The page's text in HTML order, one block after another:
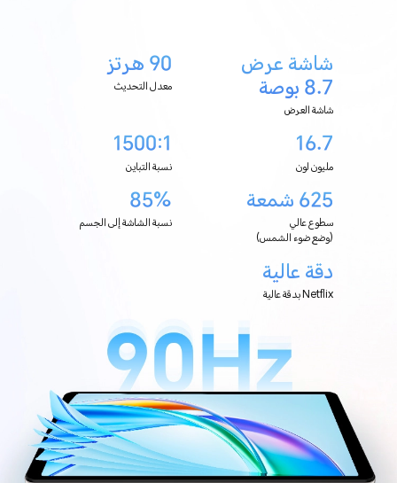
شاشة عرض
8.7 بوصة
شاشة العرض
90 هرتز
معدل التحديث
16.7
مليون لون
1500:1
نسبة التباين
625 شمعة
سطوع عالي
(وضع ضوء الشمس)
85%
نسبة الشاشة إلى الجسم
دقة عالية
Netflix بدقة عالية